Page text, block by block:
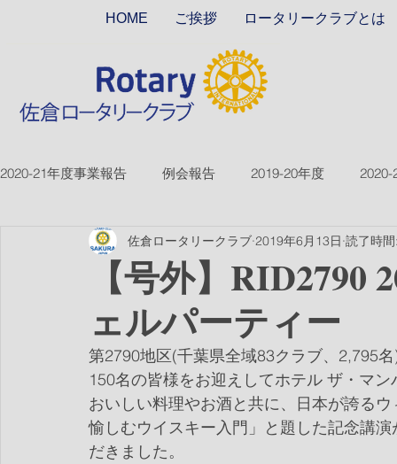
HOME ご挨拶 ロータリークラブとは
2020-21年度事業報告 例会報告 2019-20年度 2020-
2018-19ver2 2017-18ver2 2021-22年度
2026-27年度
【号外】RID2790
ェルパーティー
佐倉ロータリークラブ 2019年6月13日 読了時
第2790地区(千葉県全域83クラブ、2,795
150名の皆様をお迎えしてホテル ザ・マ
おいしい料理やお酒と共に、日本が誇る
愉しむウイスキー入門」と題した記念講
だきました。